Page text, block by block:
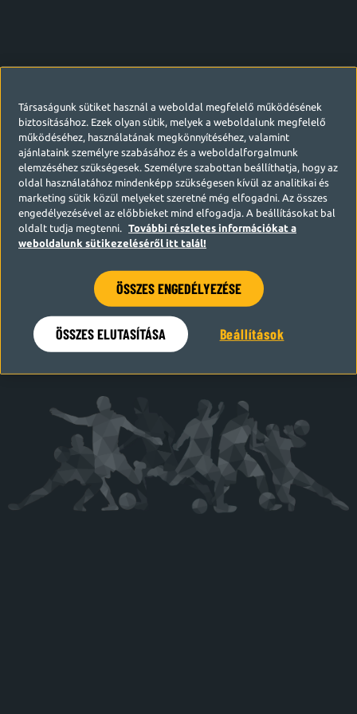
Hamarosan visszatérünk
Társaságunk sütiket használ a weboldal megfelelő működésének
biztosításához. Ezek olyan sütik, melyek a weboldalunk megfelelő
működéséhez, használatának megkönnyítéséhez, valamint
ajánlataink személyre szabásához és a weboldalforgalmunk
elemzéséhez szükségesek. Személyre szabottan beállíthatja, hogy az
oldal használatához mindenképp szükségesen kívül az analitikai és
marketing sütik közül melyeket szeretné még elfogadni. Az összes
engedélyezésével az előbbieket mind elfogadja. A beállításokat bal
oldalt tudja megtenni.
További részletes információkat a
weboldalunk sütikezeléséről itt talál!
ÖSSZES ENGEDÉLYEZÉSE
ÖSSZES ELUTASÍTÁSA Beállítások